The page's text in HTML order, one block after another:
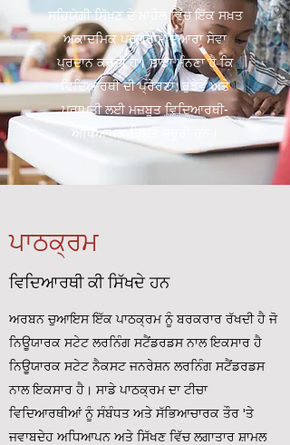
ਸਹਿਯੋਗੀ ਸਿੱਖਣ ਦੇ ਮਾਹੌਲ ਵਿੱਚ ਇੱਕ ਸਖ਼ਤ
ਅਕਾਦਮਿਕ ਪ੍ਰੋਗਰਾਮ ਦੁਆਰਾ ਸੇਵਾ
ਪ੍ਰਦਾਨ ਕਰਦੀ ਹੈ। ਸਾਡਾ ਮੰਨਣਾ ਹੈ ਕਿ
ਵਿਦਿਆਰਥੀ ਦੀ ਪ੍ਰੇਰਣਾ, ਰੁਝੇਵੇਂ ਅਤੇ
ਪ੍ਰਾਪਤੀ ਲਈ ਮਜ਼ਬੂਤ ਵਿਦਿਆਰਥੀ-
ਅਧਿਆਪਕ ਰਿਸ਼ਤੇ ਜ਼ਰੂਰੀ ਹਨ।
ਪਾਠਕ੍ਰਮ
ਵਿਦਿਆਰਥੀ ਕੀ ਸਿੱਖਦੇ ਹਨ
ਅਰਬਨ ਚੁਆਇਸ ਇੱਕ ਪਾਠਕ੍ਰਮ ਨੂੰ ਬਰਕਰਾਰ ਰੱਖਦੀ ਹੈ ਜੋ
ਨਿਊਯਾਰਕ ਸਟੇਟ ਲਰਨਿੰਗ ਸਟੈਂਡਰਡਸ ਨਾਲ ਇਕਸਾਰ ਹੈ
ਨਿਊਯਾਰਕ ਸਟੇਟ ਨੈਕਸਟ ਜਨਰੇਸ਼ਨ ਲਰਨਿੰਗ ਸਟੈਂਡਰਡਸ
ਨਾਲ ਇਕਸਾਰ ਹੈ। ਸਾਡੇ ਪਾਠਕ੍ਰਮ ਦਾ ਟੀਚਾ
ਵਿਦਿਆਰਥੀਆਂ ਨੂੰ ਸੰਬੰਧਤ ਅਤੇ ਸੱਭਿਆਚਾਰਕ ਤੌਰ 'ਤੇ
ਜਵਾਬਦੇਹ ਅਧਿਆਪਨ ਅਤੇ ਸਿੱਖਣ ਵਿੱਚ ਲਗਾਤਾਰ ਸ਼ਾਮਲ